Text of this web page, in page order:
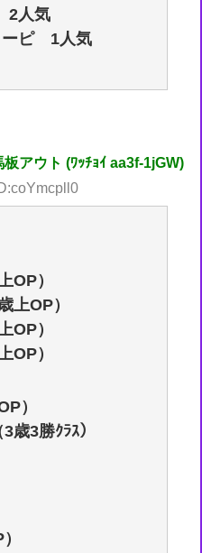
人気
ーピ 1人気
アウト (ﾜｯﾁｮｲ aa3f-1jGW)
OP）
上OP）
OP）
OP）
）
歳3勝ｸﾗｽ）